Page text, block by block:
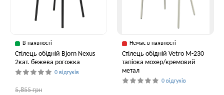
В наявності
Стілець обідній Bjorn Nexus
2кат. бежева рогожка
0 відгуків
5,855 грн
Немає в наявності
Стілець обідній Vetro M-230
тапіока мохер/кремовий
метал
0 відгуків